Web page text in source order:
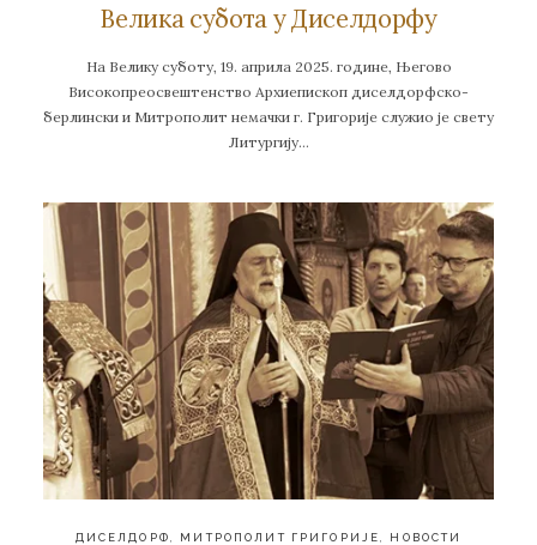
Велика субота у Диселдорфу
На Велику суботу, 19. априла 2025. године, Његово
Високопреосвештенство Архиепископ диселдорфско-
берлински и Митрополит немачки г. Григорије служио је свету
Литургију…
ДИСЕЛДОРФ МИТРОПОЛИТ ГРИГОРИЈЕ НОВОСТИ